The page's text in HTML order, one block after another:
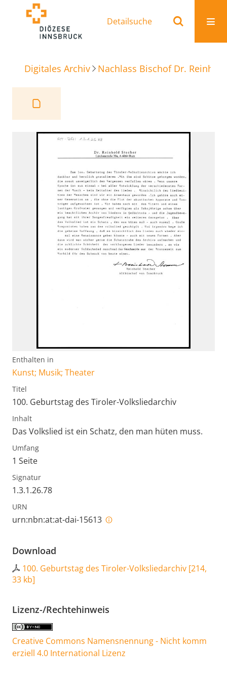
Detailsuche
Digitales Archiv Nachlass Bischof Dr.
Enthalten in
Kunst; Musik; Theater
Titel
100. Geburtstag des Tiroler-Volksliedarchiv
Inhalt
Das Volkslied ist ein Schatz, den man hüten muss.
Umfang
1 Seite
Signatur
1.3.1.26.78
URN
urn:nbn:at:at-dai-15613
Download
100. Geburtstag des Tiroler-Volksliedarchiv [214,
33 kb]
Lizenz-/Rechtehinweis
Creative Commons Namensnennung - Nicht komm
erziell 4.0 International Lizenz